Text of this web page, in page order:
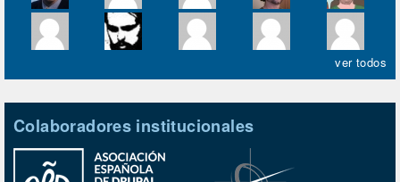
ver todos
Colaboradores institucionales